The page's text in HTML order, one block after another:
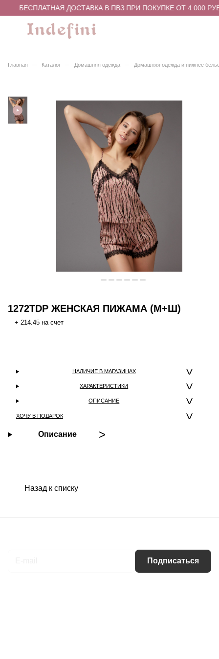
БЕСПЛАТНАЯ ДОСТАВКА В ПВЗ ПРИ ПОКУПКЕ ОТ 4 000
Главная – Каталог – Домашняя одежда – Домашняя одежда и нижнее
1272TDP ЖЕНСКАЯ ПИЖАМА (М+Ш)
+ 214.45 на счет
НАЛИЧИЕ В МАГАЗИНАХ
ХАРАКТЕРИСТИКИ
ОПИСАНИЕ
ХОЧУ В ПОДАРОК
Описание
Назад к списку
Подписаться